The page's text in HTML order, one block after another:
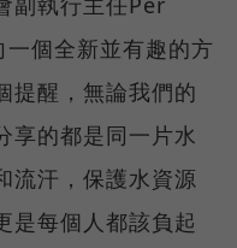
個全新並有趣的方
提醒，無論我們的
享的都是同一片水
流汗，保護水資源
是每個人都該負起